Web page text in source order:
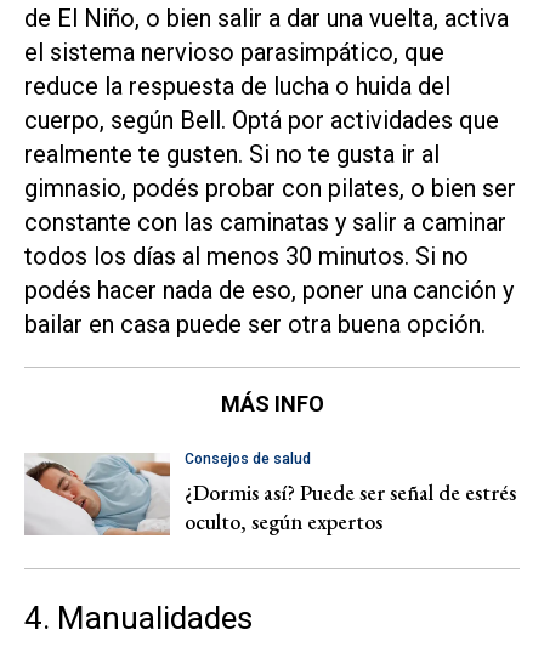
de El Niño, o bien salir a dar una vuelta, activa
el sistema nervioso parasimpático, que
reduce la respuesta de lucha o huida del
cuerpo, según Bell. Optá por actividades que
realmente te gusten. Si no te gusta ir al
gimnasio, podés probar con pilates, o bien ser
constante con las caminatas y salir a caminar
todos los días al menos 30 minutos. Si no
podés hacer nada de eso, poner una canción y
bailar en casa puede ser otra buena opción.
MÁS INFO
Consejos de salud
¿Dormis así? Puede ser señal de estrés
oculto, según expertos
4. Manualidades